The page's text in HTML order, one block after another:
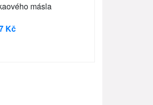
másla
Kč